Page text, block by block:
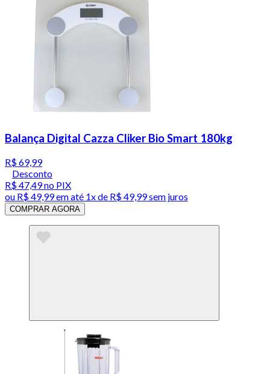
Balança Digital Cazza Cliker Bio Smart 180kg
R$ 69,99
Desconto
R$ 47,49no PIX
ou R$ 49,99em até 1x de R$ 49,99sem juros
COMPRAR AGORA